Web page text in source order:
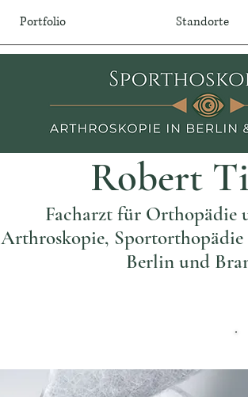
Portfolio Standorte
Robert
Facharzt für Orthopädie
Arthroskopie,
Berlin und